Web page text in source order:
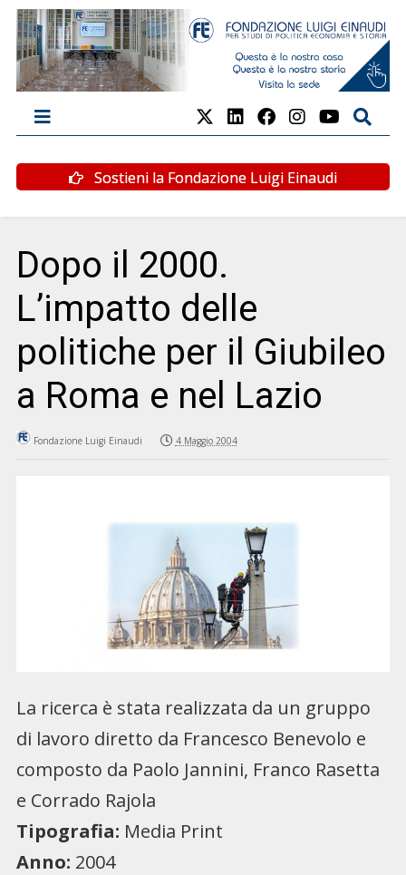
Sostieni la Fondazione Luigi Einaudi
Dopo il 2000.
L’impatto delle
politiche per il Giubileo
a Roma e nel Lazio
Fondazione Luigi Einaudi 4 Maggio 2004
La ricerca è stata realizzata da un gruppo
di lavoro diretto da Francesco Benevolo e
composto da Paolo Jannini, Franco Rasetta
e Corrado Rajola
Tipografia: Media Print
Anno: 2004